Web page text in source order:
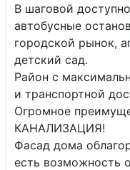
В шаговой
автобусные
городской рынок,
детский сад.
Район с
и транспортной
Огромное
КАНАЛИЗАЦИЯ!
Фасад дома
есть возможность